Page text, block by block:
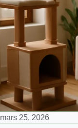
mars 25, 2026